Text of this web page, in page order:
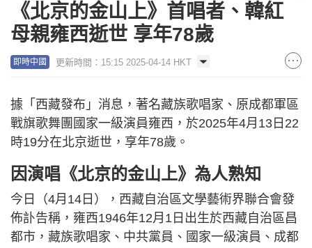
《北京的金山上》首唱者、韓紅
母親雍西逝世 享年78歲
即時中國 更新時間：15:15 2025-04-14 HKT
據「西藏發布」消息，著名藏族歌唱家、原成都軍區
戰旗歌舞團國家一級演員雍西，於2025年4月13日22
時19分在北京逝世，享年78歲。
因演唱《北京的金山上》為人熟知
今日（4月14日），西藏自治區文學藝術界聯合會發
佈訃告稱，雍西1946年12月1日出生於西藏自治區昌
都市，藏族歌唱家、中共黨員、國家一級演員、成都